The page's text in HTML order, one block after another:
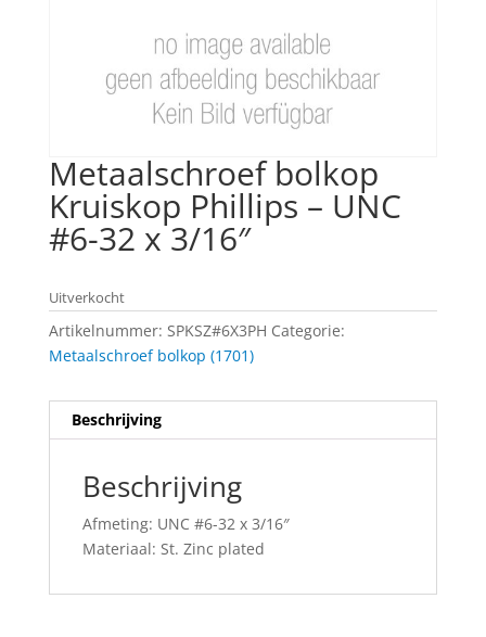
Metaalschroef bolkop
Kruiskop Phillips – UNC
#6-32 x 3/16″
Uitverkocht
Artikelnummer: SPKSZ#6X3PH Categorie:
Metaalschroef bolkop (1701)
Beschrijving
Beschrijving
Afmeting: UNC #6-32 x 3/16″
Materiaal: St. Zinc plated